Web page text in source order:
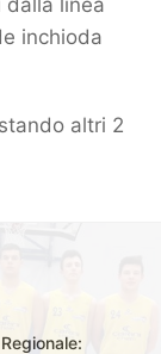
dalla linea
inchioda
altri 2